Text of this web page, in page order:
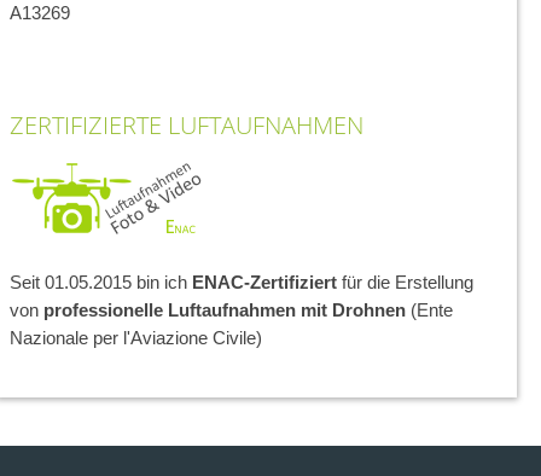
A13269
ZERTIFIZIERTE LUFTAUFNAHMEN
Seit 01.05.2015 bin ich ENAC-Zertifiziert für die Erstellung
von professionelle Luftaufnahmen mit Drohnen (Ente
Nazionale per l'Aviazione Civile)